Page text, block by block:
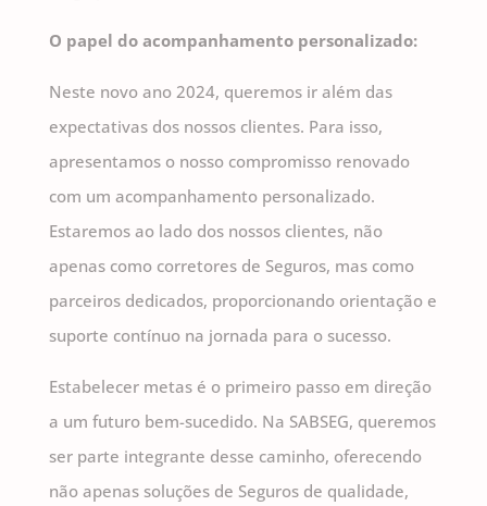
O papel do acompanhamento personalizado:
Neste novo ano 2024, queremos ir além das
expectativas dos nossos clientes. Para isso,
apresentamos o nosso compromisso renovado
com um acompanhamento personalizado.
Estaremos ao lado dos nossos clientes, não
apenas como corretores de Seguros, mas como
parceiros dedicados, proporcionando orientação e
suporte contínuo na jornada para o sucesso.
Estabelecer metas é o primeiro passo em direção
a um futuro bem-sucedido. Na SABSEG, queremos
ser parte integrante desse caminho, oferecendo
não apenas soluções de Seguros de qualidade,